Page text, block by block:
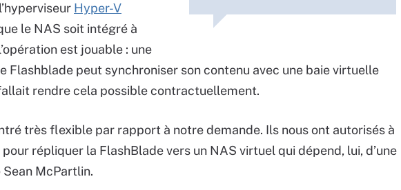
Hyper-V
le NAS soit intégré à
est jouable : une
Flashblade peut synchroniser son contenu avec une baie virtuelle
rendre cela possible contractuellement.
très flexible par rapport à notre demande. Ils nous ont autorisés à
répliquer la FlashBlade vers un NAS virtuel qui dépend, lui, d’une
McPartlin.